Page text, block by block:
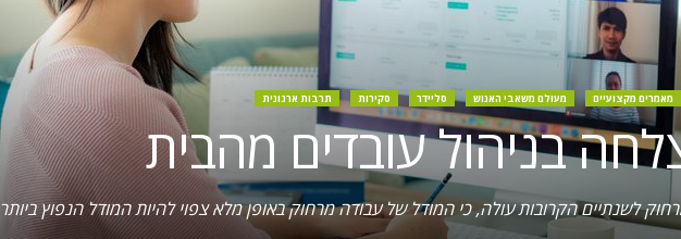
מאמרים מקצועיים מעולם משאבי האנוש סליידר סקירות תרבות ארגונית
לשנתיים הקרובות עולה, כי המודל של עבודה מרחוק באופן מלא צפוי להיות המודל הנפוץ ביותר